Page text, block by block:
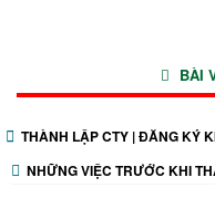
BÀI
THÀNH LẬP CTY | ĐĂNG KÝ
NHỮNG VIỆC TRƯỚC KHI